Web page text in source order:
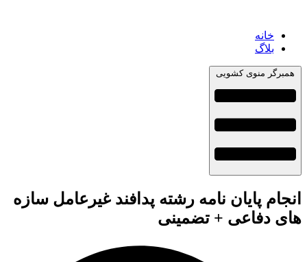
خانه
بلاگ
همبرگر منوی کشویی
انجام پایان نامه رشته پدافند غیرعامل سازه
های دفاعی + تضمینی